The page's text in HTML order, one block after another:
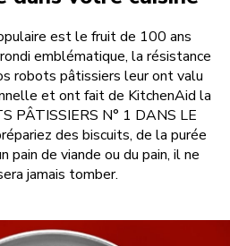
est le fruit de 100 ans
emblématique, la résistance
robots pâtissiers leur ont valu
et ont fait de KitchenAid la
PÂTISSIERS N° 1 DANS LE
des biscuits, de la purée
pain de viande ou du pain, il ne
jamais tomber.